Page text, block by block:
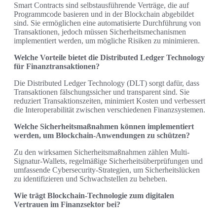
Smart Contracts sind selbstausführende Verträge, die auf
Programmcode basieren und in der Blockchain abgebildet
sind. Sie ermöglichen eine automatisierte Durchführung von
Transaktionen, jedoch müssen Sicherheitsmechanismen
implementiert werden, um mögliche Risiken zu minimieren.
Welche Vorteile bietet die Distributed Ledger Technology
für Finanztransaktionen?
Die Distributed Ledger Technology (DLT) sorgt dafür, dass
Transaktionen fälschungssicher und transparent sind. Sie
reduziert Transaktionszeiten, minimiert Kosten und verbessert
die Interoperabilität zwischen verschiedenen Finanzsystemen.
Welche Sicherheitsmaßnahmen können implementiert
werden, um Blockchain-Anwendungen zu schützen?
Zu den wirksamen Sicherheitsmaßnahmen zählen Multi-
Signatur-Wallets, regelmäßige Sicherheitsüberprüfungen und
umfassende Cybersecurity-Strategien, um Sicherheitslücken
zu identifizieren und Schwachstellen zu beheben.
Wie trägt Blockchain-Technologie zum digitalen
Vertrauen im Finanzsektor bei?